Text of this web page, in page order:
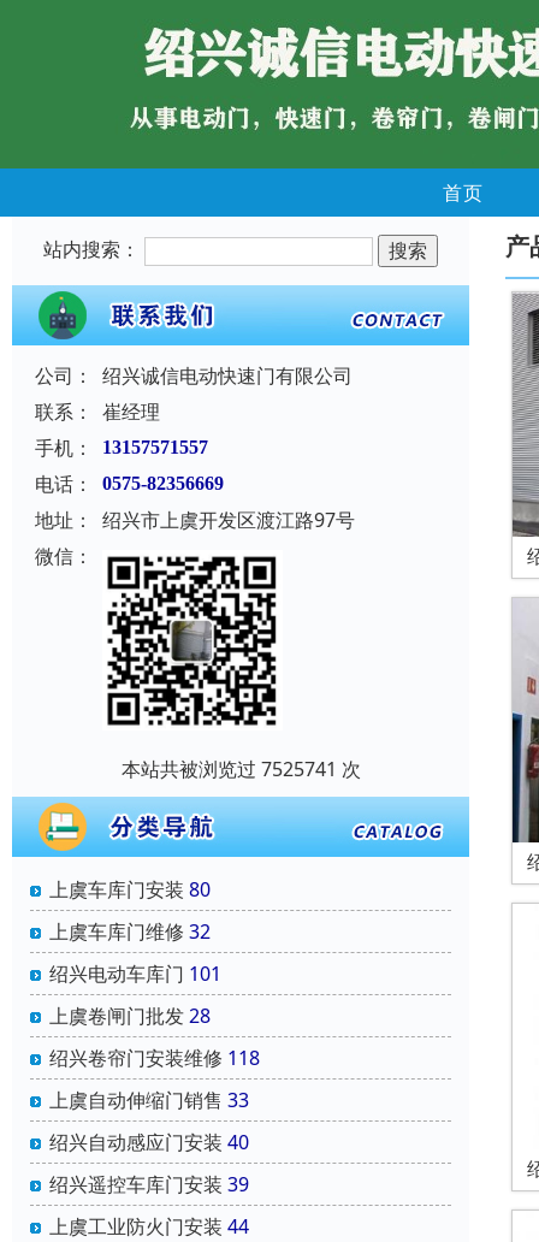
首页
站内搜索：
公司：
绍兴诚信电动快速门有限公司
联系：
崔经理
手机：
13157571557
电话： 0575-82356669
地址：
绍兴市上虞开发区渡江路97号
微信：
本站共被浏览过 7525741 次
上虞车库门安装 80
上虞车库门维修 32
绍兴电动车库门 101
上虞卷闸门批发28
绍兴卷帘门安装维修 118
上虞自动伸缩门销售 33
绍兴自动感应门安装 40
绍兴遥控车库门安装 39
上虞工业防火门安装 44
产